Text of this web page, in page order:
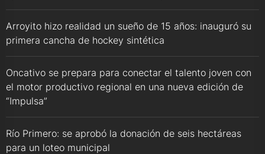
Arroyito hizo realidad un sueño de 15 años: inauguró su
primera cancha de hockey sintética
Oncativo se prepara para conectar el talento joven con
el motor productivo regional en una nueva edición de
“Impulsa”
Río Primero: se aprobó la donación de seis hectáreas
para un loteo municipal